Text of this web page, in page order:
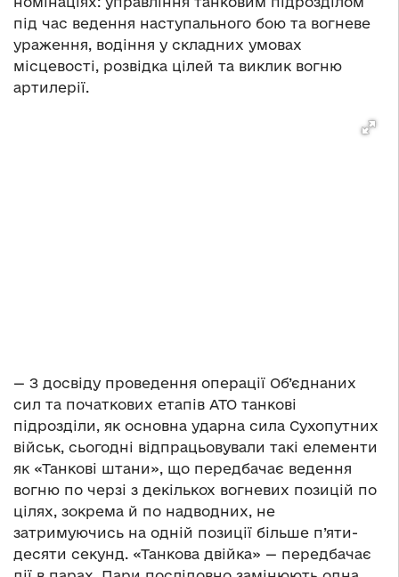
під час ведення наступального бою та вогневе
ураження, водіння у складних умовах
місцевості, розвідка цілей та виклик вогню
артилерії.
— З досвіду проведення операції Об’єднаних
сил та початкових етапів АТО танкові
підрозділи, як основна ударна сила Сухопутних
військ, сьогодні відпрацьовували такі елементи
як «Танкові штани», що передбачає ведення
вогню по черзі з декількох вогневих позицій по
цілях, зокрема й по надводних, не
затримуючись на одній позиції більше п’яти-
десяти секунд. «Танкова двійка» — передбачає